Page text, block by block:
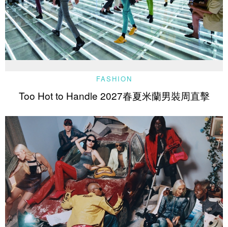
FASHION
Too Hot to Handle 2027春夏米蘭男裝周直擊